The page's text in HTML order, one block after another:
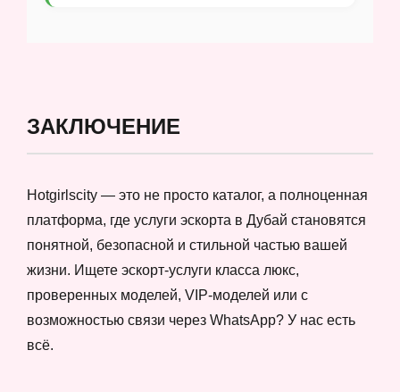
ЗАКЛЮЧЕНИЕ
Hotgirlscity — это не просто каталог, а полноценная
платформа, где услуги эскорта в Дубай становятся
понятной, безопасной и стильной частью вашей
жизни. Ищете эскорт-услуги класса люкс,
проверенных моделей, VIP-моделей или с
возможностью связи через WhatsApp? У нас есть
всё.